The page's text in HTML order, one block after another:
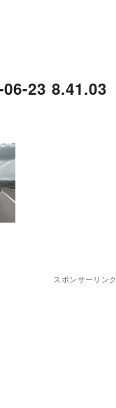
23 8.41.03
スポンサーリンク